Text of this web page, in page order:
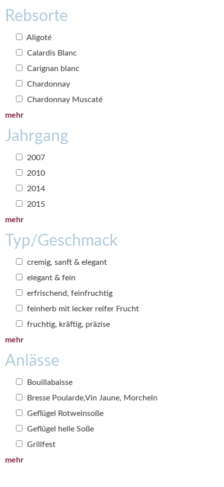
Rebsorte
Aligoté
Calardis Blanc
Carignan blanc
Chardonnay
Chardonnay Muscaté
mehr
Jahrgang
2007
2010
2014
2015
mehr
Typ/Geschmack
cremig, sanft & elegant
elegant & fein
erfrischend, feinfruchtig
feinherb mit lecker reifer Frucht
fruchtig, kräftig, präzise
mehr
Anlässe
Bouillabaisse
Bresse Poularde,Vin Jaune, Morcheln
Geflügel Rotweinsoße
Geflügel helle Soße
Grillfest
mehr